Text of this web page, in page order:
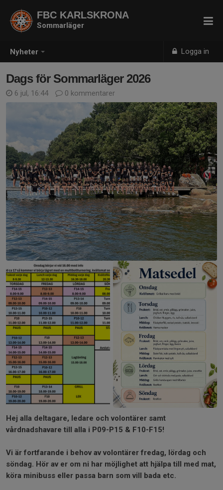
Nyheter Logga in
FBC KARLSKRONA
Sommarläger
Dags för Sommarläger 2026
6 jul, 16:44 0 kommentarer
Hej alla deltagare, ledare och volontärer samt
vårdnadshavare till alla i P09-P15 & F10-F15!
Vi är fortfarande i behov av volontärer fredag, lördag och
söndag. Hör av er om ni har möjlighet att hjälpa till med mat,
köra minibuss eller passa barn som vill bada etc.